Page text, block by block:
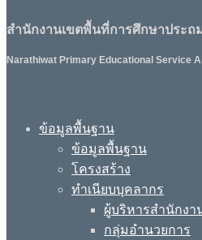
สำนักงานเขตพื้นที่การศึกษาประถ
Narathiwat Primary Educational Service
ข้อมูลพื้นฐาน
ข้อมูลพื้นฐาน
โครงสร้าง
ทำเนียบบุคลากร
ผู้บริหารสำนักงา
กลุ่มอำนวยการ